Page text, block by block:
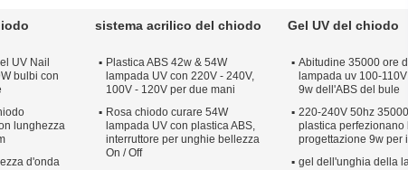
UV Nail
bulbi con
lunghezza
d'onda
sistema acrilico del chiodo
Plastica ABS 42w & 54W
lampada UV con 220V - 240V,
100V - 120V per due mani
Rosa chiodo curare 54W
lampada UV con plastica ABS,
interruttore per unghie bellezza
On / Off
Gel UV del chiodo
Abitudine 35000 ore
lampada uv 100-
9w dell'ABS del bule
220-240V 50hz 35000
plastica perfezionano
progettazione 9w per
gel dell'unghia della